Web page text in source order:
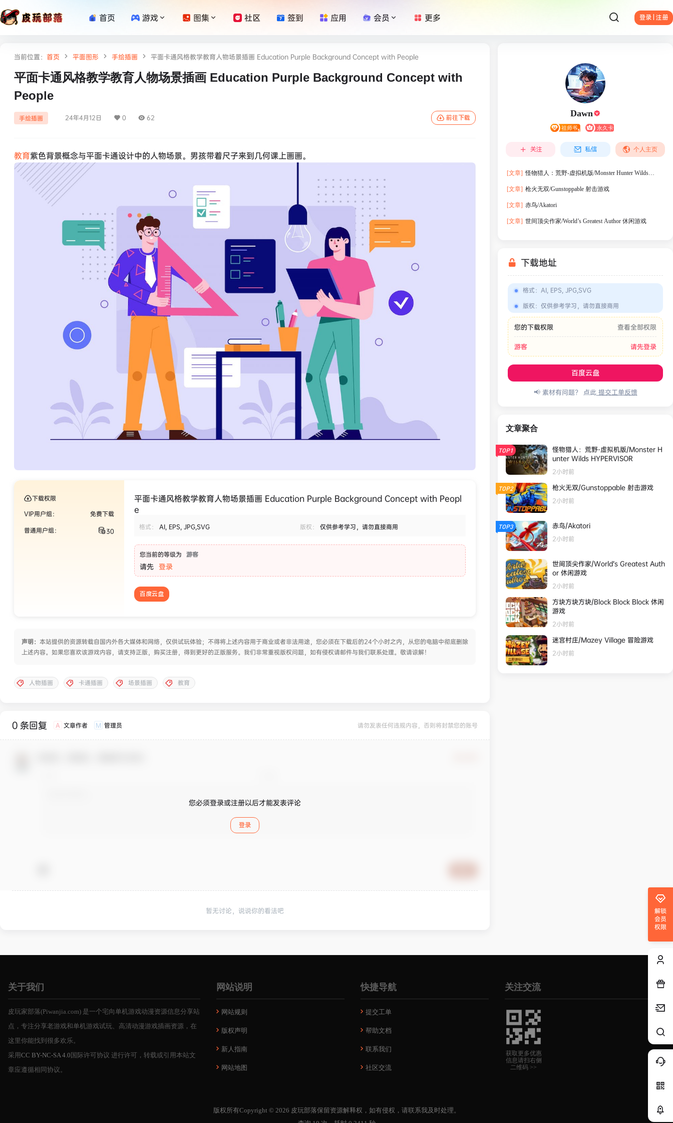
登录 | 注册
首页 游戏 图集 社区 签到 应用 会员 更多
当前位置： 首页 平面图形 手绘插画 平面卡通风格教学教育人物场景插画 Education Purple Background Concept with People
平面卡通风格教学教育人物场景插画 Education Purple Background Concept with
People
手绘插画 24年4月12日 0 62 前往下载
教育紫色背景概念与平面卡通设计中的人物场景。男孩带着尺子来到几何课上画画。
下载权限
VIP用户组：
免费下载
普通用户组：
30
平面卡通风格教学教育人物场景插画 Education Purple Background Concept with Peopl
e
格式： AI, EPS, JPG,SVG 版权： 仅供参考学习，请勿直接商用
您当前的等级为 游客
请先 登录
百度云盘
声明： 本站提供的资源转载自国内外各大媒体和网络，仅供试玩体验；不得将上述内容用于商业或者非法用途，您必须在下载后的24个小时之内，从您的电脑中彻底删除
上述内容。如果您喜欢该游戏内容，请支持正版，购买注册，得到更好的正版服务。我们非常重视版权问题，如有侵权请邮件与我们联系处理。敬请谅解！
人物插画 卡通插画 场景插画 教育
0 条回复 A 文章作者 M 管理员 请勿发表任何违规内容，否则将封禁您的账号
您必须登录或注册以后才能发表评论
登录
暂无讨论，说说你的看法吧
Dawn
关注 私信 个人主页
[文章] 怪物猎人：荒野-虚拟机版/Monster Hunter Wilds
[文章] 枪火无双/Gunstoppable 射击游戏
[文章] 赤鸟/Akatori
[文章] 世间顶尖作家/World’s Greatest Author 休闲游戏
下载地址
格式： AI, EPS, JPG,SVG
版权： 仅供参考学习，请勿直接商用
您的下载权限 查看全部权限
游客 请先登录
百度云盘
📢 素材有问题？ 点此提交工单反馈
文章聚合
TOP1
怪物猎人：荒野-虚拟机版/Monster H
unter Wilds HYPERVISOR
2小时前
TOP2 枪火无双/Gunstoppable 射击游戏
2小时前
TOP3 赤鸟/Akatori
2小时前
世间顶尖作家/World’s Greatest Auth
or 休闲游戏
2小时前
方块方块方块/Block Block Block 休闲
游戏
2小时前
迷宫村庄/Mazey Village 冒险游戏
2小时前
解锁
会员
权限
关于我们
皮玩家部落(Piwanjia.com) 是一个宅向单机游戏动漫资源信息分享站
点，专注分享老游戏和单机游戏试玩、高清动漫游戏插画资源，在
这里你能找到很多欢乐。
采用CC BY-NC-SA 4.0 国际许可协议 进行许可，转载或引用本站文
章应遵循相同协议。
网站说明
网站规则
版权声明
新人指南
网站地图
快捷导航
提交工单
帮助文档
联系我们
社区交流
关注交流
获取更多优惠
信息请扫右侧
二维码 >>
版权所有Copyright © 2026 皮玩部落保留资源解释权，如有侵权，请联系我及时处理。